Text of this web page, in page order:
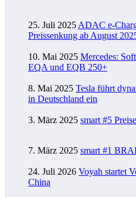
25. Juli 2025 ADAC e-
Preissenkung ab August
10. Mai 2025 Mercedes:
EQA und EQB 250+
8. Mai 2025 Tesla führt
in Deutschland ein
3. März 2025 smart #5
7. März 2025 smart #1
24. Juli 2026 Voyah startet
China